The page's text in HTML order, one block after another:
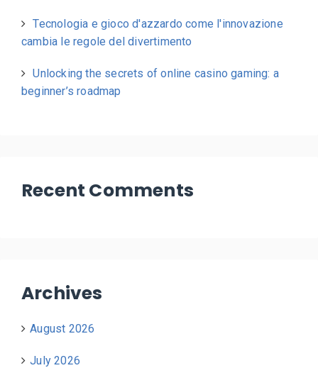
Tecnologia e gioco d'azzardo come l'innovazione
cambia le regole del divertimento
Unlocking the secrets of online casino gaming: a
beginner’s roadmap
Recent Comments
Archives
August 2026
July 2026